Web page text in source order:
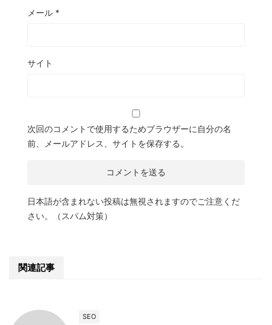
メール *
サイト
次回のコメントで使用するためブラウザーに自分の名
前、メールアドレス、サイトを保存する。
日本語が含まれない投稿は無視されますのでご注意くだ
さい。（スパム対策）
関連記事
SEO